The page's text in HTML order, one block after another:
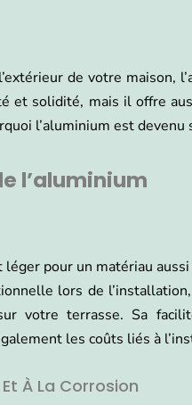
de votre maison,
et solidité, mais il offre
l’aluminium est devenu
l’aluminium
pour un matériau
lors de
votre terrasse. Sa
les coûts liés à
À La Corrosion